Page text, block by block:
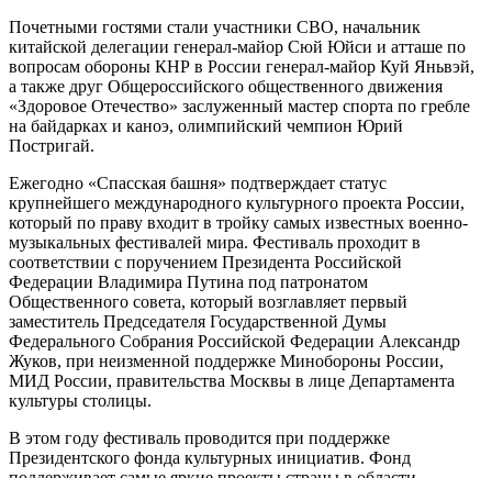
Почетными гостями стали участники СВО, начальник
китайской делегации генерал-майор Сюй Юйси и атташе по
вопросам обороны КНР в России генерал-майор Куй Яньвэй,
а также друг Общероссийского общественного движения
«Здоровое Отечество» заслуженный мастер спорта по гребле
на байдарках и каноэ, олимпийский чемпион Юрий
Постригай.
Ежегодно «Спасская башня» подтверждает статус
крупнейшего международного культурного проекта России,
который по праву входит в тройку самых известных военно-
музыкальных фестивалей мира. Фестиваль проходит в
соответствии с поручением Президента Российской
Федерации Владимира Путина под патронатом
Общественного совета, который возглавляет первый
заместитель Председателя Государственной Думы
Федерального Собрания Российской Федерации Александр
Жуков, при неизменной поддержке Минобороны России,
МИД России, правительства Москвы в лице Департамента
культуры столицы.
В этом году фестиваль проводится при поддержке
Президентского фонда культурных инициатив. Фонд